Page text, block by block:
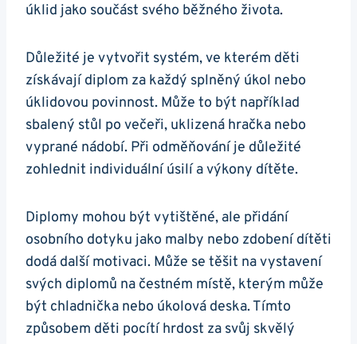
úklid jako součást svého běžného života.
Důležité je vytvořit systém, ve kterém děti
získávají diplom za každý splněný úkol nebo
úklidovou povinnost. Může to být například
sbalený stůl po večeři, uklizená hračka nebo
vyprané nádobí. Při odměňování je důležité
zohlednit individuální úsilí a výkony dítěte.
Diplomy mohou být vytištěné, ale přidání
osobního dotyku jako malby nebo zdobení dítěti
dodá další motivaci. Může se těšit na vystavení
svých diplomů na čestném místě, kterým může
být chladnička nebo úkolová deska. Tímto
způsobem děti pocítí hrdost za svůj skvělý